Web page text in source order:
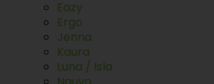
Eazy
Ergo
Jenna
Kaura
Luna / Isla